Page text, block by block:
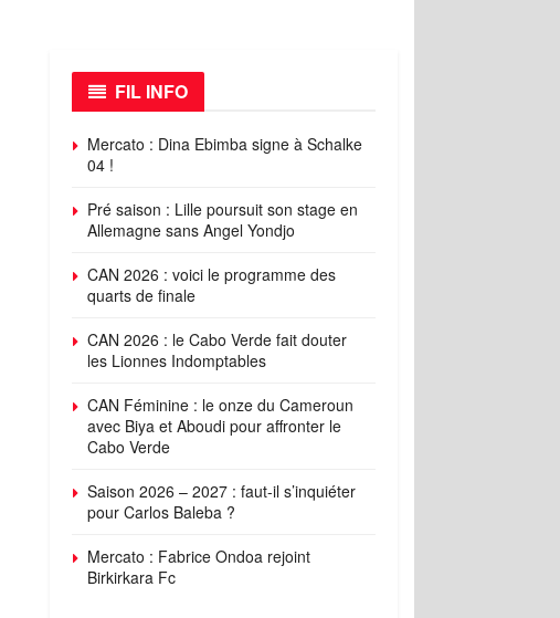
FIL INFO
Mercato : Dina Ebimba signe à Schalke
04 !
Pré saison : Lille poursuit son stage en
Allemagne sans Angel Yondjo
CAN 2026 : voici le programme des
quarts de finale
CAN 2026 : le Cabo Verde fait douter
les Lionnes Indomptables
CAN Féminine : le onze du Cameroun
avec Biya et Aboudi pour affronter le
Cabo Verde
Saison 2026 – 2027 : faut-il s’inquiéter
pour Carlos Baleba ?
Mercato : Fabrice Ondoa rejoint
Birkirkara Fc